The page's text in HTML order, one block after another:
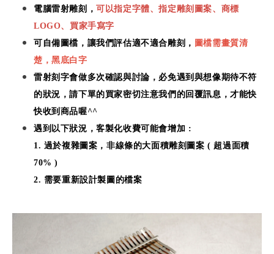
電腦雷射雕刻，可以指定字體、指定雕刻圖案、商標
LOGO、買家手寫字
可自備圖檔，讓我們評估適不適合雕刻， 圖檔需畫質清
楚，黑底白字
雷射刻字會做多次確認與討論，必免遇到與想像期待不符
的狀況，請下單的買家密切注意我們的回覆訊息，才能快
快收到商品喔^^
遇到以下狀況，客製化收費可能會增加 :
1. 過於複雜圖案，非線條的大面積雕刻圖案 ( 超過面積
70% )
2. 需要重新設計製圖的檔案